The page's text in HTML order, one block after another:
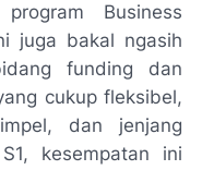
Business
juga bakal ngasih
funding dan
cukup fleksibel,
dan jenjang
kesempatan ini